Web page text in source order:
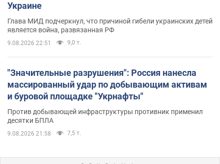
Украине
Глава МИД подчеркнул, что причиной гибели украинских детей
является война, развязанная РФ
9.08.2026 22:51 9,0 т.
"Значительные разрушения": Россия нанесла
массированный удар по добывающим активам
и буровой площадке "Укрнафты"
Против добывающей инфраструктуры противник применил
десятки БПЛА
9.08.2026 21:58 7,5 т.